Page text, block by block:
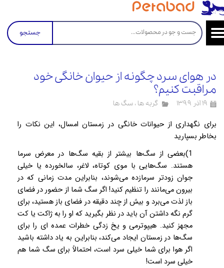
جستجو
در هوای سرد چگونه از حیوان خانگی خود
مراقبت کنیم؟
۱۹ آذر ۱۳۹۹ گربه ها ، سگ ها
برای نگهداری از حیوانات خانگی در زمستان امسال، این نکات را
بخاطر بسپارید
1)بعضی از سگ
ها بیشتر از بقیه سگ‌ها در معرض سرما
هستند. سگ‌هایی با موی کوتاه، لاغر، سالخورده یا خیلی
جوان زودتر سرمازده می‌شوند، بنابراین مدت زمانی که در
بیرون می‌مانند را تنظیم کنید! اگر سگ شما از حضور در فضای
باز لذت می‌برد و بیش از چند دقیقه در فضای باز هستید، برای
گرم نگه داشتن آن باید در نظر بگیرید که او را به ژاکت یا کت
مجهز کنید. هیپوترمی و یخ زدگی خطرات عمده ای را برای
سگ‌ها در زمستان ایجاد می‌کند، بنابراین به یاد داشته باشید
اگر هوا برای شما خیلی سرد است، احتمالاً برای سگ شما هم
خیلی سرد است!